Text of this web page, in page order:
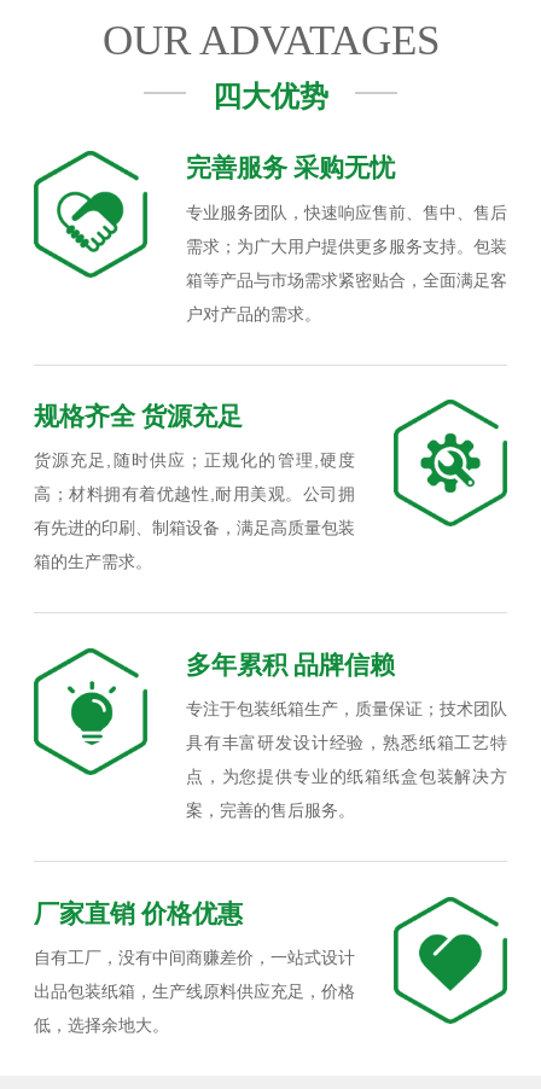
OUR ADVATAGES
四大优势
完善服务 采购无忧
专业服务团队，快速响应售前、售中、售后
需求；为广大用户提供更多服务支持。包装
箱等产品与市场需求紧密贴合，全面满足客
户对产品的需求。
规格齐全 货源充足
货源充足,随时供应；正规化的管理,硬度
高；材料拥有着优越性,耐用美观。公司拥
有先进的印刷、制箱设备，满足高质量包装
箱的生产需求。
多年累积 品牌信赖
专注于包装纸箱生产，质量保证；技术团队
具有丰富研发设计经验，熟悉纸箱工艺特
点，为您提供专业的纸箱纸盒包装解决方
案，完善的售后服务。
厂家直销 价格优惠
自有工厂，没有中间商赚差价，一站式设计
出品包装纸箱，生产线原料供应充足，价格
低，选择余地大。